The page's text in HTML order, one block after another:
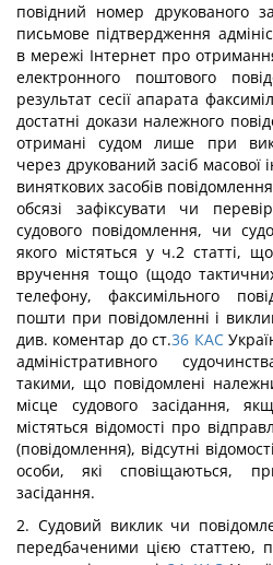
повідний номер друкованого
письмове підтвердження
в мережі Інтернет про
електронного поштового
результат сесії апарата
достатні докази належного
отримані судом лише при
через друкований засіб масової
виняткових засобів
обсязі зафіксувати чи
судового повідомлення, чи
якого містяться у ч.2 статті,
вручення тощо (щодо
телефону, факсимільного
пошти при повідомленні і
див. коментар до ст.36 КАС
адміністративного
такими, що повідомлені
місце судового засідання,
містяться відомості про
(повідомлення), відсутні
особи, які сповіщаються,
засідання.
2. Судовий виклик чи
передбаченими цією статтею,